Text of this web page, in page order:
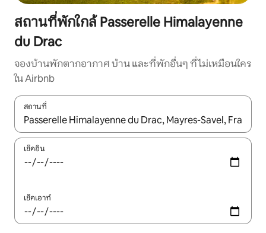
สถานที่พักใกล้ Passerelle Himalayenne
du Drac
จองบ้านพักตากอากาศ บ้าน และที่พักอื่นๆ ที่ไม่เหมือนใคร
ใน Airbnb
สถานที่
ใช้ลูกศรขึ้นลง หรือใช้การสัมผัสหรือปัด เพื่อสำรวจผลการค้นหา
เช็คอิน
เช็คเอาท์